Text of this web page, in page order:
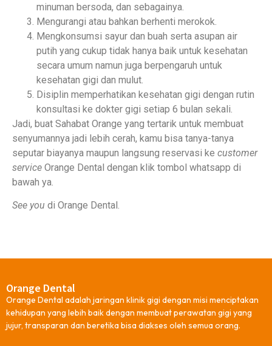
minuman bersoda, dan sebagainya.
Mengurangi atau bahkan berhenti merokok.
Mengkonsumsi sayur dan buah serta asupan air
putih yang cukup tidak hanya baik untuk kesehatan
secara umum namun juga berpengaruh untuk
kesehatan gigi dan mulut.
Disiplin memperhatikan kesehatan gigi dengan rutin
konsultasi ke dokter gigi setiap 6 bulan sekali.
Jadi, buat Sahabat Orange yang tertarik untuk membuat
senyumannya jadi lebih cerah, kamu bisa tanya-tanya
seputar biayanya maupun langsung reservasi ke customer
service Orange Dental dengan klik tombol whatsapp di
bawah ya.
See you di Orange Dental.
Orange Dental
Orange Dental adalah jaringan klinik gigi dengan misi menciptakan
kehidupan yang lebih baik dengan membuat perawatan gigi yang
jujur, transparan dan beretika bisa diakses oleh semua orang.